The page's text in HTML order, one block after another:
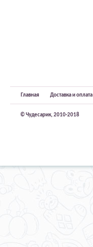
Главная Доставка и оплата
© Чудесарик, 2010-2018